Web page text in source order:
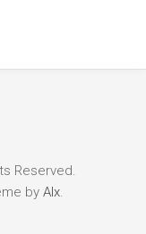
Reserved.
by Alx.